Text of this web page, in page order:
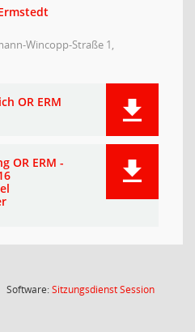
Wincopp-Straße 1,
OR ERM
OR ERM -
Software:SitzungsdienstSession(Wird in